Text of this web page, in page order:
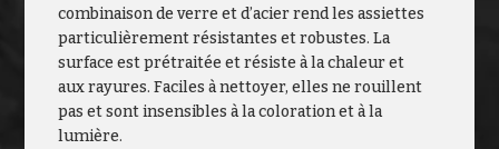
combinaison de verre et d’acier rend les assiettes
particulièrement résistantes et robustes. La
surface est prétraitée et résiste à la chaleur et
aux rayures. Faciles à nettoyer, elles ne rouillent
pas et sont insensibles à la coloration et à la
lumière.